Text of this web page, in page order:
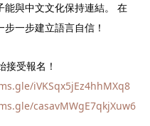
與中文文化保持連結。 在
一步建立語言自信！
受報名！
iVKSqx5jEz4hhMXq8
casavMWgE7qkjXuw6